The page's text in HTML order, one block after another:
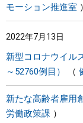
モーション推進室
2022年7月13日
新型コロナウイル
～52760例目）
新たな高齢者雇用
労働政策課